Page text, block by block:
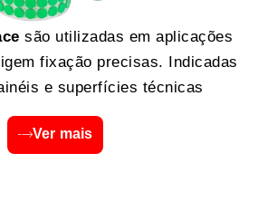
são utilizadas em aplicações
fixação precisas. Indicadas
e superfícies técnicas
Ver mais